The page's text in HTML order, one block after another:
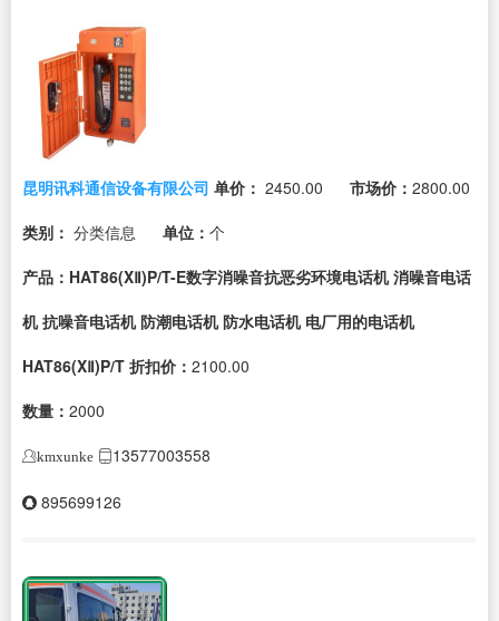
昆明讯科通信设备有限公司 单价： 2450.00 市场价： 2800.00
类别： 分类信息 单位： 个
产品：HAT86(XⅡ)P/T-E数字消噪音抗恶劣环境电话机 消噪音电话
机 抗噪音电话机 防潮电话机 防水电话机 电厂用的电话机
HAT86(XⅡ)P/T 折扣价： 2100.00
数量： 2000
kmxunke 13577003558
895699126